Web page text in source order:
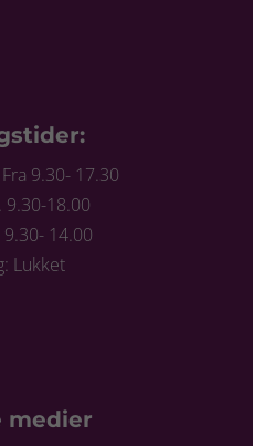
9.30- 17.30
9.30-18.00
9.30- 14.00
Lukket
medier